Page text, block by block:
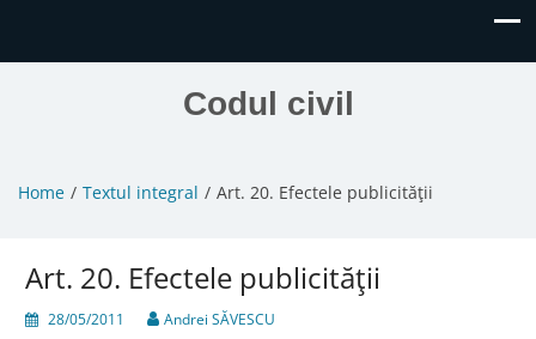
Codul civil
Home Textul integral Art. 20. Efectele publicităţii
Art. 20. Efectele publicităţii
28/05/2011 Andrei SĂVESCU